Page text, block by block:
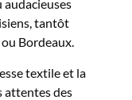
audacieuses
tantôt
ou Bordeaux.
textile et la
attentes des